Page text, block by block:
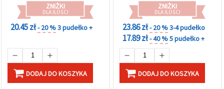
ZNIŻKI
DLA ILOŚCI
20.45 zł- 20 %3 pudełko +
DODAJ DO KOSZYKA
ZNIŻKI
DLA ILOŚCI
23.86 zł- 20 %3-4 pudełko
17.89 zł- 40 %5 pudełko +
DODAJ DO KOSZYKA